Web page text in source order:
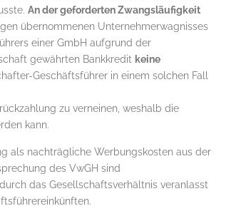
An der geforderten Zwangsläufigkeit
übernommenen Unternehmerwagnisses
einer GmbH aufgrund der
gewährten Bankkredit keine
Geschäftsführer in einem solchen Fall
zu verneinen, weshalb die
kann.
als nachträgliche Werbungskosten aus der
des VwGH sind
das Gesellschaftsverhältnis veranlasst